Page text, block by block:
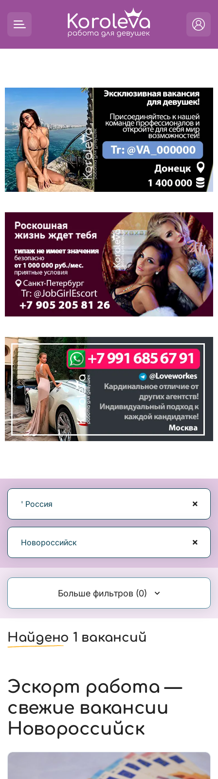
' Россия
Новороссийск
Больше фильтров (0)
Найдено 1 вакансий
Эскорт работа —
свежие вакансии
Новороссийск